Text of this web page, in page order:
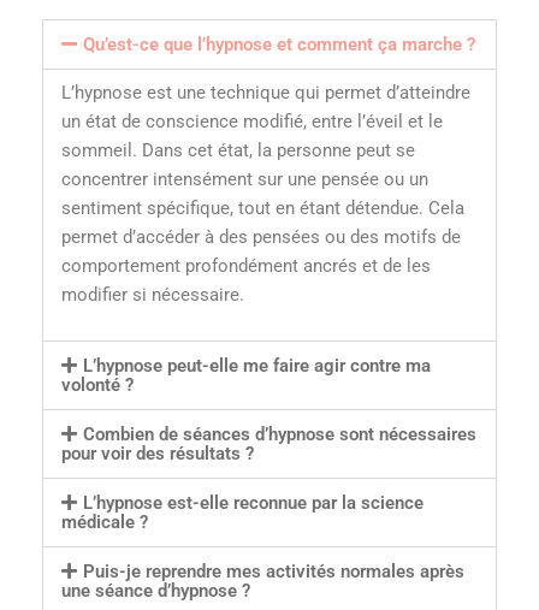
Qu’est-ce que l’hypnose et comment ça marche ?
L’hypnose est une technique qui permet d’atteindre
un état de conscience modifié, entre l’éveil et le
sommeil. Dans cet état, la personne peut se
concentrer intensément sur une pensée ou un
sentiment spécifique, tout en étant détendue. Cela
permet d’accéder à des pensées ou des motifs de
comportement profondément ancrés et de les
modifier si nécessaire.
L’hypnose peut-elle me faire agir contre ma
volonté ?
Combien de séances d’hypnose sont nécessaires
pour voir des résultats ?
L’hypnose est-elle reconnue par la science
médicale ?
Puis-je reprendre mes activités normales après
une séance d’hypnose ?